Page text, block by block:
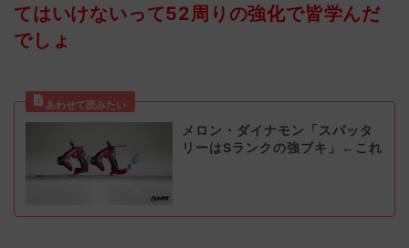
てはいけないって52周りの強化で皆学んだ
でしょ
メロン・ダイナモン「スパッタ
リーはSランクの強ブキ」←これ